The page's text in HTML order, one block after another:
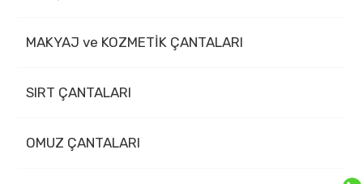
MAKYAJ ve KOZMETİK ÇANTALARI
SIRT ÇANTALARI
OMUZ ÇANTALARI